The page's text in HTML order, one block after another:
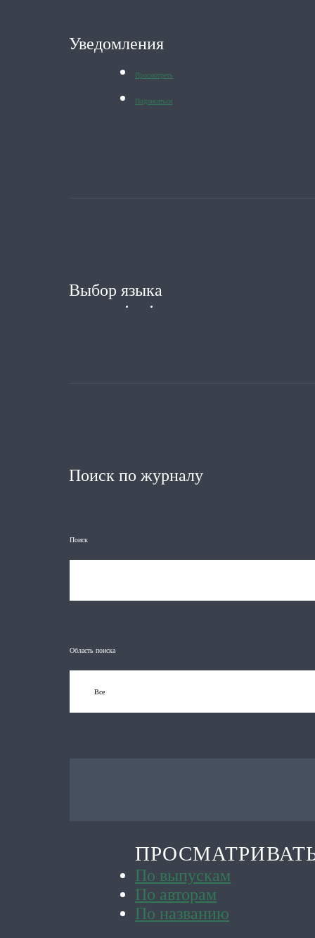
Уведомления
Просмотреть
Подписаться
Выбор языка
Поиск по журналу
Поиск
Область поиска
По выпускам
По авторам
По названию